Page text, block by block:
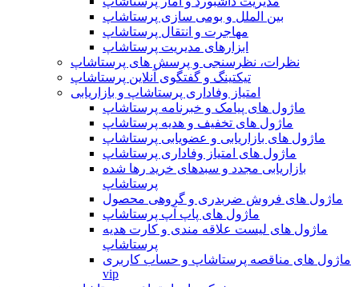
بین الملل و بومی سازی پرستاشاپ
مهاجرت و انتقال پرستاشاپ
ابزارهای مدیریت پرستاشاپ
نظرات، نظرسنجی و پرسش های پرستاشاپ
تیکتینگ و گفتگوی آنلاین پرستاشاپ
امتیاز وفاداری پرستاشاپ و بازاریابی
ماژول های پیامک و خبرنامه پرستاشاپ
ماژول های تخفیف و هدیه پرستاشاپ
ماژول های بازاریابی و عضویابی پرستاشاپ
ماژول های امتیاز وفاداری پرستاشاپ
بازاریابی مجدد و سبدهای خرید رها شده
پرستاشاپ
ماژول های فروش ضربدری و گروهی محصول
ماژول های پاپ آپ پرستاشاپ
ماژول های لیست علاقه مندی و کارت هدیه
پرستاشاپ
ماژول های مناقصه پرستاشاپ و حساب کاربری
vip